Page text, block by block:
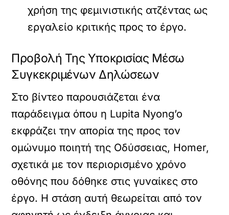
χρήση της φεμινιστικής ατζέντας ως
εργαλείο κριτικής προς το έργο.
Προβολή Της Υποκρισίας Μέσω
Συγκεκριμένων Δηλώσεων
Στο βίντεο παρουσιάζεται ένα
παράδειγμα όπου η Lupita Nyong’o
εκφράζει την απορία της προς τον
ομώνυμο ποιητή της Οδύσσειας, Homer,
σχετικά με τον περιορισμένο χρόνο
οθόνης που δόθηκε στις γυναίκες στο
έργο. Η στάση αυτή θεωρείται από τον